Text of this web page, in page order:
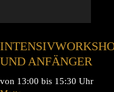
UND ANFÄNGER
von 13:00 bis 15:30 Uhr